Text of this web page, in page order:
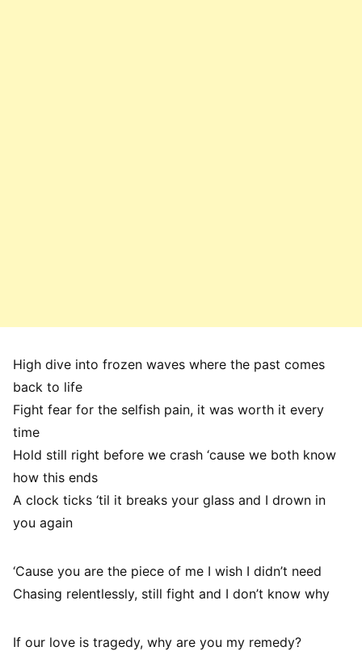
High dive into frozen waves where the past comes
back to life
Fight fear for the selfish pain, it was worth it every
time
Hold still right before we crash ‘cause we both know
how this ends
A clock ticks ‘til it breaks your glass and I drown in
you again
‘Cause you are the piece of me I wish I didn’t need
Chasing relentlessly, still fight and I don’t know why
If our love is tragedy, why are you my remedy?